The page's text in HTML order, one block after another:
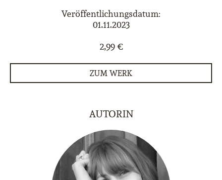
Veröffentlichungsdatum:
01.11.2023
2,99 €
ZUM WERK
AUTORIN